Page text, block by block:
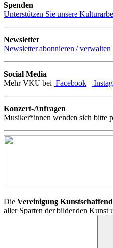
Spenden
Unterstützen Sie unsere
Newsletter
Newsletter abonnieren / verwalten
Social Media
Mehr VKU bei Facebook |
Konzert-Anfragen
Musiker*innen wenden sich bitte
Die Vereinigung
aller Sparten der bildenden Kunst